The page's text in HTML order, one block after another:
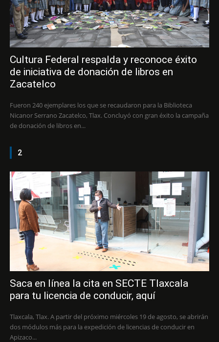
Cultura Federal respalda y reconoce éxito
de iniciativa de donación de libros en
Zacatelco
Fueron 240 ejemplares los que se recaudaron para la Biblioteca
Nicanor Serrano Zacatelco, Tlax. Concluyó con gran éxito la campaña
de donación de libros en...
2
Saca en línea la cita en SECTE Tlaxcala
para tu licencia de conducir, aquí
Tlaxcala, Tlax. A partir del próximo miércoles 19 de agosto, se abrirán
dos módulos más para la expedición de licencias de conducir en
Apizaco...